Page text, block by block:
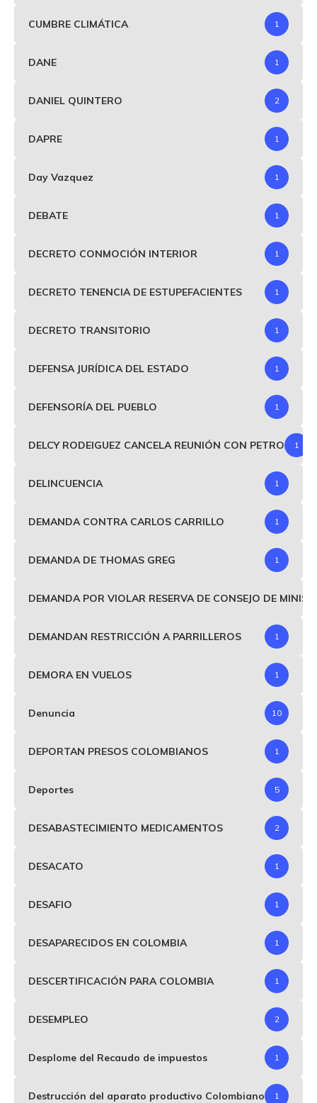
CUMBRE CLIMÁTICA 1
DANE 1
DANIEL QUINTERO 2
DAPRE 1
Day Vazquez 1
DEBATE 1
DECRETO CONMOCIÓN INTERIOR 1
DECRETO TENENCIA DE ESTUPEFACIENTES 1
DECRETO TRANSITORIO 1
DEFENSA JURÍDICA DEL ESTADO 1
DEFENSORÍA DEL PUEBLO 1
DELCY RODEIGUEZ CANCELA REUNIÓN CON PETRO 1
DELINCUENCIA 1
DEMANDA CONTRA CARLOS CARRILLO 1
DEMANDA DE THOMAS GREG 1
DEMANDA POR VIOLAR RESERVA DE CONSEJO DE
DEMANDAN RESTRICCIÓN A PARRILLEROS 1
DEMORA EN VUELOS 1
Denuncia 10
DEPORTAN PRESOS COLOMBIANOS 1
Deportes 5
DESABASTECIMIENTO MEDICAMENTOS 2
DESACATO 1
DESAFIO 1
DESAPARECIDOS EN COLOMBIA 1
DESCERTIFICACIÓN PARA COLOMBIA 1
DESEMPLEO 2
Desplome del Recaudo de impuestos 1
Destrucción del aparato productivo Colombiano 1